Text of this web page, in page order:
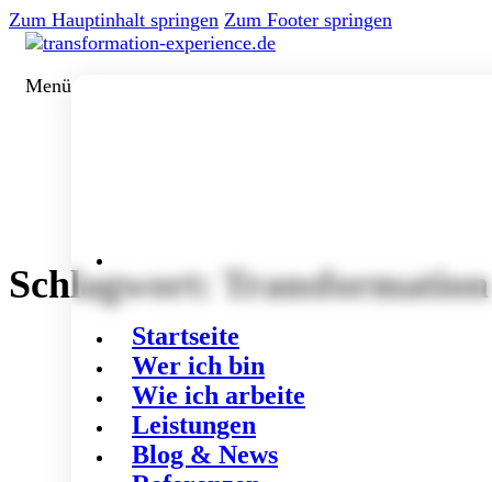
Zum Hauptinhalt springen Zum Footer springen
Menü
Startseite
Wer ich bin
Wie ich arbeite
Leistungen
Blog & News
Schlagwort: